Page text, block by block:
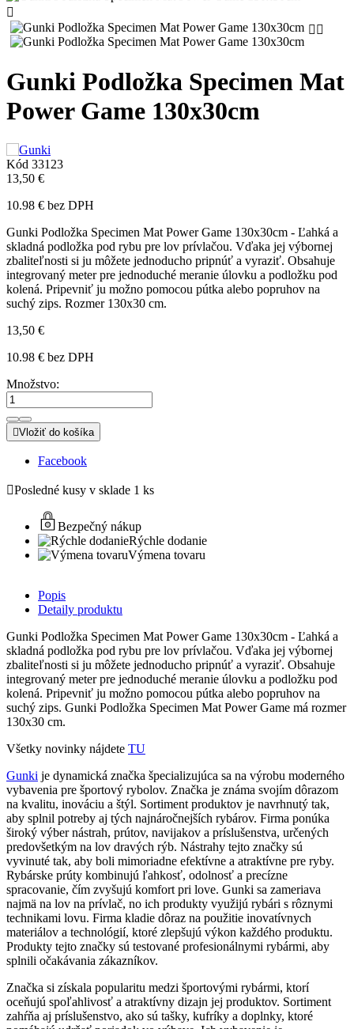

 
Gunki Podložka Specimen Mat
Power Game 130x30cm
Kód 33123
13,50 €
10.98 € bez DPH
Gunki Podložka Specimen Mat Power Game 130x30cm - Ľahká a
skladná podložka pod rybu pre lov prívlačou. Vďaka jej výbornej
zbaliteľnosti si ju môžete jednoducho pripnúť a vyraziť. Obsahuje
integrovaný meter pre jednoduché meranie úlovku a podložku pod
kolená. Pripevniť ju možno pomocou pútka alebo popruhov na
suchý zips. Rozmer 130x30 cm.
13,50 €
10.98 € bez DPH
Množstvo:
Vložiť do košíka
Facebook
Posledné kusy v sklade 1 ks
Bezpečný nákup
Rýchle dodanie
Výmena tovaru
Popis
Detaily produktu
Gunki Podložka Specimen Mat Power Game 130x30cm - Ľahká a
skladná podložka pod rybu pre lov prívlačou. Vďaka jej výbornej
zbaliteľnosti si ju môžete jednoducho pripnúť a vyraziť. Obsahuje
integrovaný meter pre jednoduché meranie úlovku a podložku pod
kolená. Pripevniť ju možno pomocou pútka alebo popruhov na
suchý zips. Gunki Podložka Specimen Mat Power Game má rozmer
130x30 cm.
Všetky novinky nájdete TU
Gunki je dynamická značka špecializujúca sa na výrobu moderného
vybavenia pre športový rybolov. Značka je známa svojím dôrazom
na kvalitu, inováciu a štýl. Sortiment produktov je navrhnutý tak,
aby splnil potreby aj tých najnáročnejších rybárov. Firma ponúka
široký výber nástrah, prútov, navijakov a príslušenstva, určených
predovšetkým na lov dravých rýb. Nástrahy tejto značky sú
vyvinuté tak, aby boli mimoriadne efektívne a atraktívne pre ryby.
Rybárske prúty kombinujú ľahkosť, odolnosť a precízne
spracovanie, čím zvyšujú komfort pri love. Gunki sa zameriava
najmä na lov na prívlač, no ich produkty využijú rybári s rôznymi
technikami lovu. Firma kladie dôraz na použitie inovatívnych
materiálov a technológií, ktoré zlepšujú výkon každého produktu.
Produkty tejto značky sú testované profesionálnymi rybármi, aby
splnili očakávania zákazníkov.
Značka si získala popularitu medzi športovými rybármi, ktorí
oceňujú spoľahlivosť a atraktívny dizajn jej produktov. Sortiment
zahŕňa aj príslušenstvo, ako sú tašky, kufríky a doplnky, ktoré